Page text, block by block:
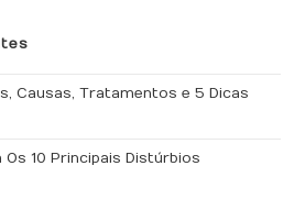
Causas, Tratamentos e 5 Dicas
10 Principais Distúrbios